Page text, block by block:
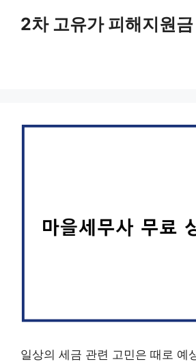
2차 고유가 피해지원
일상의 세금 관련 고민은 때로 예